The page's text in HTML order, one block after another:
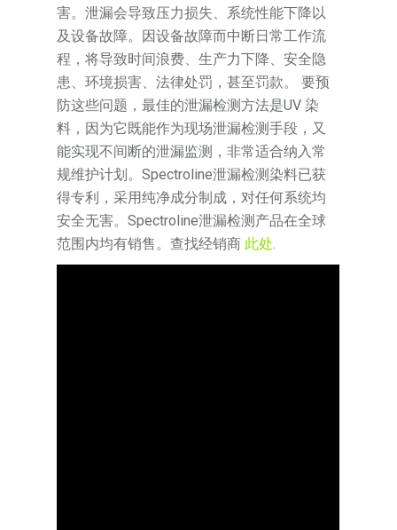
害。泄漏会导致压力损失、系统性能下降以
及设备故障。因设备故障而中断日常工作流
程，将导致时间浪费、生产力下降、安全隐
患、环境损害、法律处罚，甚至罚款。 要预
防这些问题，最佳的泄漏检测方法是UV 染
料，因为它既能作为现场泄漏检测手段，又
能实现不间断的泄漏监测，非常适合纳入常
规维护计划。Spectroline泄漏检测染料已获
得专利，采用纯净成分制成，对任何系统均
安全无害。Spectroline泄漏检测产品在全球
范围内均有销售。查找经销商 此处.